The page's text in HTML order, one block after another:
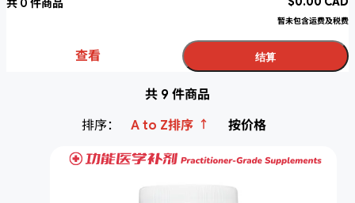
共 0 件商品
暂未包含运费及税费
查看 结算
共 9 件商品
排序：
A to Z排序 ↑ 按价格